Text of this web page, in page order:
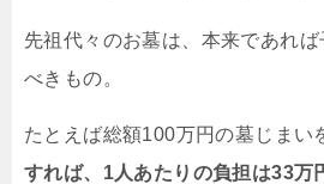
先祖代々のお墓は、本来であれ
べきもの。
たとえば総額100万円の墓じまい
すれば、1人あたりの負担は33万